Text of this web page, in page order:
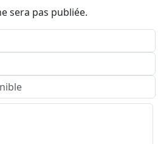
sera pas publiée.